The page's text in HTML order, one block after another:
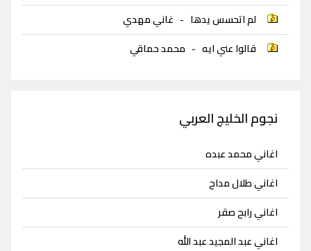
لم اتحسس يدها - غاني مهدي
قالوا عني ايه - محمد حماقي
نجوم الخليج العربي
اغاني محمد عبده
اغاني طلال مداح
اغاني رابح صقر
اغاني عبد المجيد عبد الله